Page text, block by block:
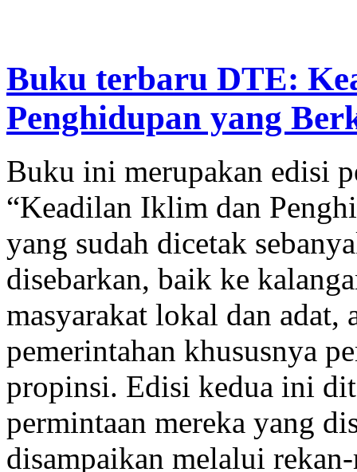
Buku terbaru DTE:
Penghidupan yang
Buku ini merupakan edisi
“Keadilan Iklim dan
yang sudah dicetak
disebarkan, baik ke
masyarakat lokal dan adat,
pemerintahan khususnya
propinsi. Edisi kedua ini
permintaan mereka yang
disampaikan melalui